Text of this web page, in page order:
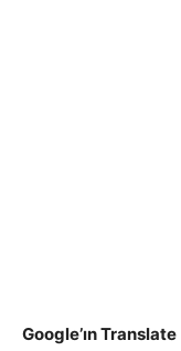
Google’ın Translate